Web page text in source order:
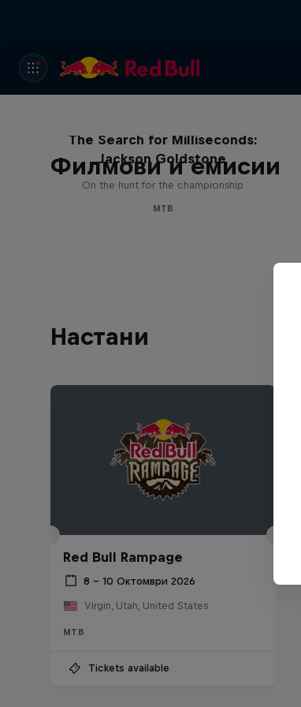
Филмови и емисии
The Search for Milliseconds:
Jackson Goldstone
On the hunt for the championship
MTB
Настани
Red Bull Rampage
8 – 10 Октомври 2026
Virgin, Utah, United States
MTB
Tickets available